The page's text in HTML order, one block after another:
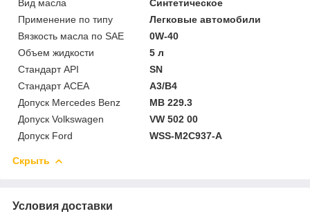
Вид масла
Синтетическое
Применение по типу
Легковые автомобили
Вязкость масла по SAE
0W-40
Объем жидкости
5 л
Стандарт API
SN
Стандарт ACEA
A3/B4
Допуск Mercedes Benz
MB 229.3
Допуск Volkswagen
VW 502 00
Допуск Ford
WSS-M2C937-A
Скрыть
Условия доставки